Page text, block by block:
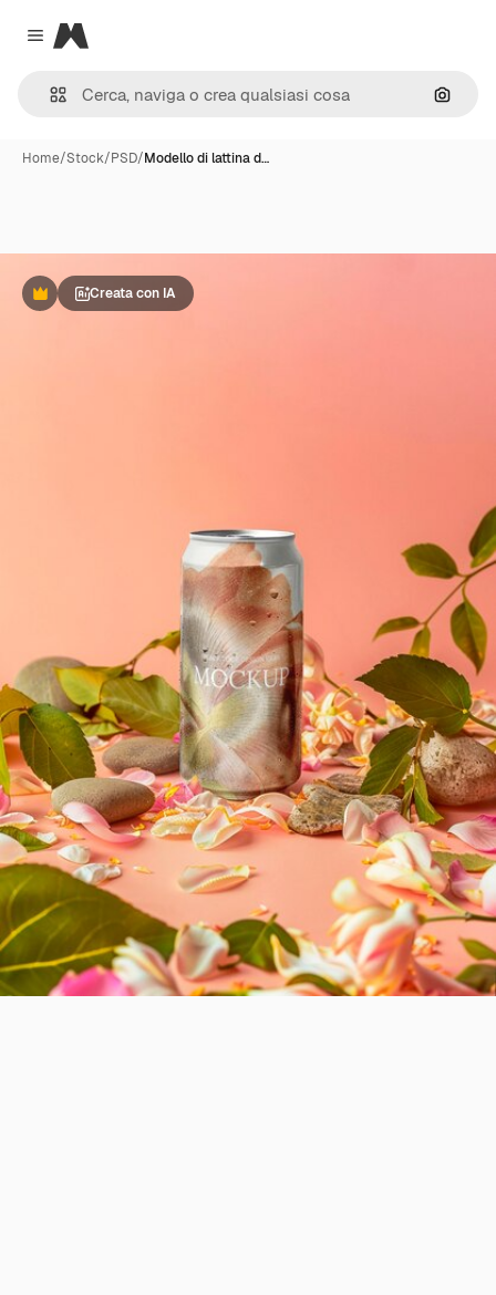
Close menu
Magnific
Cerca
Home/Stock/PSD/Modello di lattina d…
PremiumCreata con IA